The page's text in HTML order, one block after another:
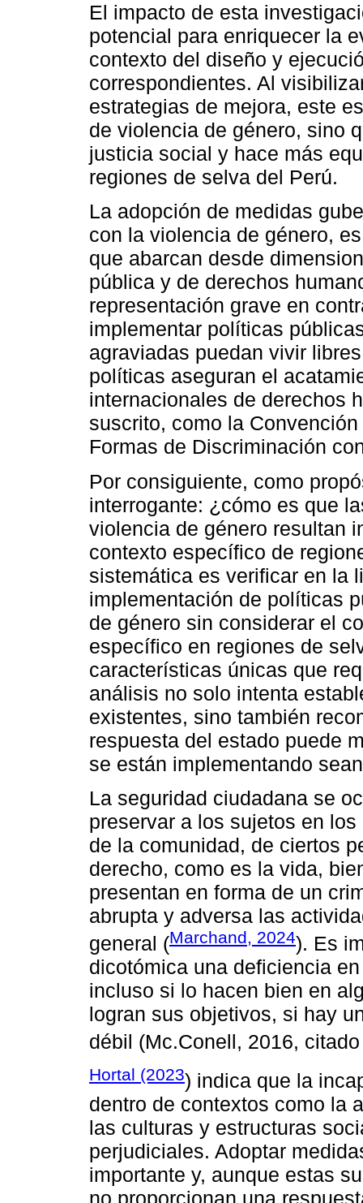
El impacto de esta
potencial para enriquecer la
contexto del diseño y
correspondientes. Al
estrategias de mejora, este
de violencia de género, sino
justicia social y hace más
regiones de selva del Perú.
La adopción de medidas
con la violencia de género,
que abarcan desde
pública y de derechos
representación grave en
implementar políticas
agraviadas puedan vivir
políticas aseguran el
internacionales de derechos
suscrito, como la
Formas de Discriminación
Por consiguiente, como
interrogante: ¿cómo es que
violencia de género resultan
contexto específico de
sistemática es verificar en la
implementación de políticas
de género sin considerar el
específico en regiones de
características únicas que
análisis no solo intenta
existentes, sino también
respuesta del estado puede
se están implementando
La seguridad ciudadana se
preservar a los sujetos en
de la comunidad, de ciertos
derecho, como es la vida,
presentan en forma de un
abrupta y adversa las
general (Marchand, 2024). Es
dicotómica una deficiencia
incluso si lo hacen bien en
logran sus objetivos, si hay
débil (Mc.Conell, 2016,
Hortal (2023) indica que la
dentro de contextos como la
las culturas y estructuras
perjudiciales. Adoptar
importante y, aunque estas
no proporcionan una